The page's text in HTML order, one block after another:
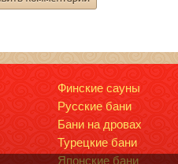
Финские сауны
Русские бани
Бани на дровах
Турецкие бани
Японские бани